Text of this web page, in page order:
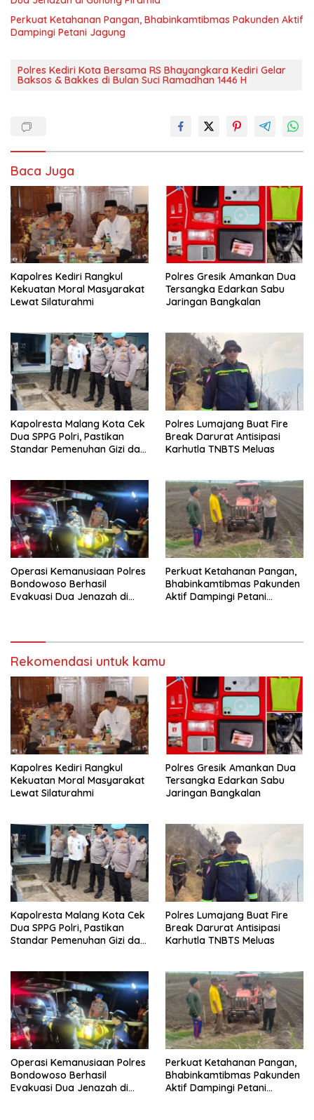
Perkuat Ketahanan Pangan, Bhabinkamtibmas Pakunden Aktif
Dampingi Petani Jagung
Polres Kediri Kota Bersama RS Bhayangkara Kediri Gelar
Baksos & Bakkes di Bulan Suci Ramadhan 1446 H
Baca Juga
Kapolres Kediri Rangkul
Kekuatan Moral Masyarakat
Lewat Silaturahmi
Polres Gresik Amankan Dua
Tersangka Edarkan Sabu
Jaringan Bangkalan
Kapolresta Malang Kota Cek
Dua SPPG Polri, Pastikan
Standar Pemenuhan Gizi dan
Polres Lumajang Buat Fire
Break Darurat Antisipasi
Karhutla TNBTS Meluas
Operasi Kemanusiaan Polres
Bondowoso Berhasil
Evakuasi Dua Jenazah di
Perkuat Ketahanan Pangan,
Bhabinkamtibmas Pakunden
Aktif Dampingi Petani
Rekomendasi untuk kamu
Kapolres Kediri Rangkul
Kekuatan Moral Masyarakat
Lewat Silaturahmi
Polres Gresik Amankan Dua
Tersangka Edarkan Sabu
Jaringan Bangkalan
Kapolresta Malang Kota Cek
Dua SPPG Polri, Pastikan
Standar Pemenuhan Gizi dan
Polres Lumajang Buat Fire
Break Darurat Antisipasi
Karhutla TNBTS Meluas
Operasi Kemanusiaan Polres
Bondowoso Berhasil
Evakuasi Dua Jenazah di
Perkuat Ketahanan Pangan,
Bhabinkamtibmas Pakunden
Aktif Dampingi Petani